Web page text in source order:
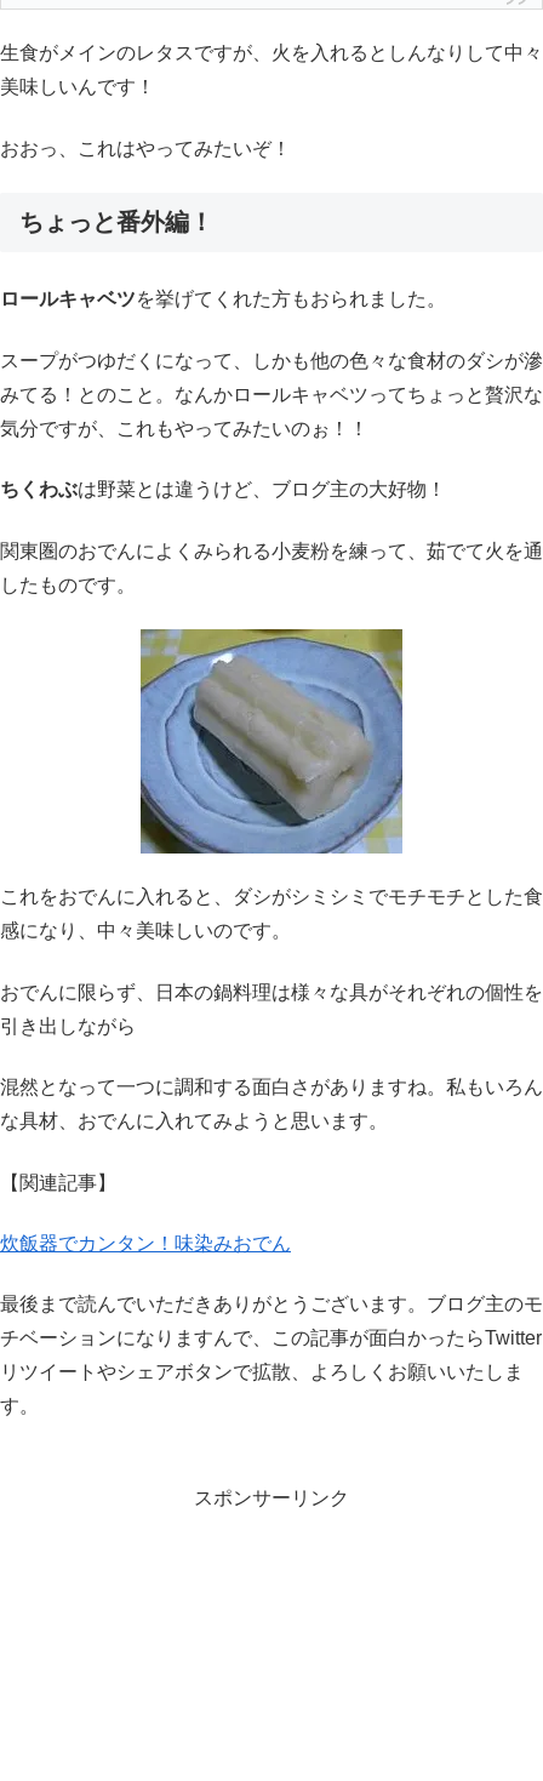
生食がメインのレタスですが、火を入れるとしんなりして中々
美味しいんです！
おおっ、これはやってみたいぞ！
ちょっと番外編！
ロールキャベツを挙げてくれた方もおられました。
スープがつゆだくになって、しかも他の色々な食材のダシが滲
みてる！とのこと。なんかロールキャベツってちょっと贅沢な
気分ですが、これもやってみたいのぉ！！
ちくわぶは野菜とは違うけど、ブログ主の大好物！
関東圏のおでんによくみられる小麦粉を練って、茹でて火を通
したものです。
これをおでんに入れると、ダシがシミシミでモチモチとした食
感になり、中々美味しいのです。
おでんに限らず、日本の鍋料理は様々な具がそれぞれの個性を
引き出しながら
混然となって一つに調和する面白さがありますね。私もいろん
な具材、おでんに入れてみようと思います。
【関連記事】
炊飯器でカンタン！味染みおでん
最後まで読んでいただきありがとうございます。ブログ主のモ
チベーションになりますんで、この記事が面白かったらTwitter
リツイートやシェアボタンで拡散、よろしくお願いいたしま
す。
スポンサーリンク